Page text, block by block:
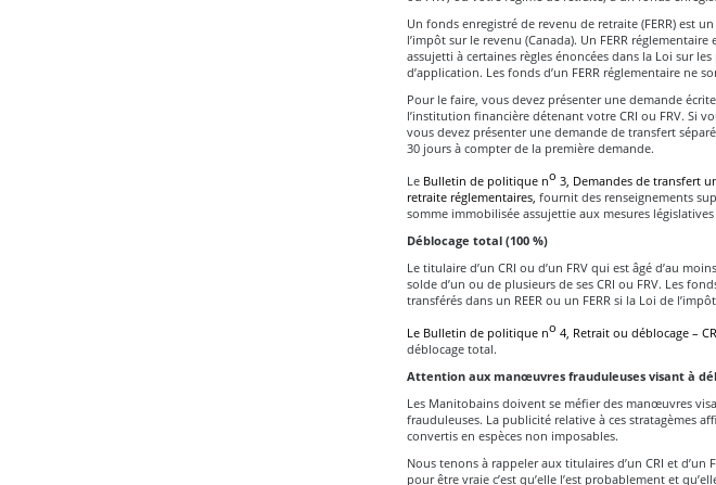
Un fonds enregistré de revenu de retraite (FERR) est
l’impôt sur le revenu (Canada). Un FERR
assujetti à certaines règles énoncées dans la Loi sur
d’application. Les fonds d’un FERR réglementaire ne
Pour le faire, vous devez présenter une demande
l’institution financière détenant votre CRI ou FRV. Si
vous devez présenter une demande de transfert
30 jours à compter de la première demande.
Le Bulletin de politique no 3, Demandes de transfert
retraite réglementaires, fournit des renseignements
somme immobilisée assujettie aux mesures
Déblocage total (100 %)
Le titulaire d’un CRI ou d’un FRV qui est âgé d’au
solde d’un ou de plusieurs de ses CRI ou FRV. Les
transférés dans un REER ou un FERR si la Loi de
Le Bulletin de politique no 4, Retrait ou déblocage –
déblocage total.
Attention aux manœuvres frauduleuses visant à
Les Manitobains doivent se méfier des manœuvres
frauduleuses. La publicité relative à ces stratagèmes
convertis en espèces non imposables.
Nous tenons à rappeler aux titulaires d’un CRI et
pour être vraie c’est qu’elle l’est probablement et